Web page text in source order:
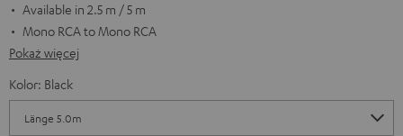
Available in 2.5 m / 5 m
Mono RCA to Mono RCA
Pokaż więcej
Kolor: Black